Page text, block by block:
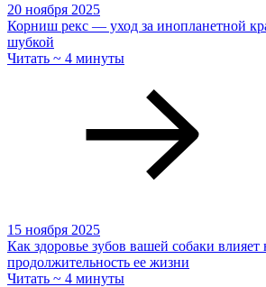
20 ноября 2025
Корниш рекс — уход за инопланетной
шубкой
Читать ~ 4 минуты
15 ноября 2025
Как здоровье зубов вашей собаки влияет
продолжительность ее жизни
Читать ~ 4 минуты